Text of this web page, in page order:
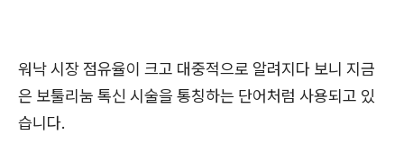
워낙 시장 점유율이 크고 대중적으로 알려지다 보니 지금
은 보툴리눔 톡신 시술을 통칭하는 단어처럼 사용되고 있
습니다.